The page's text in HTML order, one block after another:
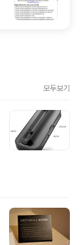
모두보기